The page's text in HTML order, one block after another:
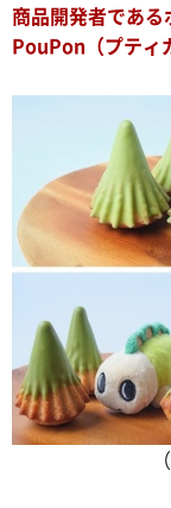
商品開発者であ
PouPon（プティ